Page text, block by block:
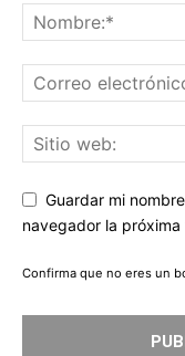
Guardar mi
navegador la
Confirma que no eres un